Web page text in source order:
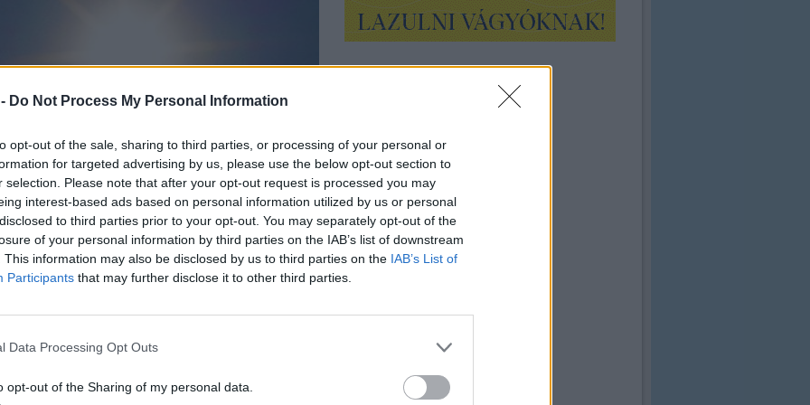
Do Not Process My Personal Information
opt-out of the sale, sharing to third parties, or processing of your personal or
for targeted advertising by us, please use the below opt-out section to
selection. Please note that after your opt-out request is processed you may
interest-based ads based on personal information utilized by us or personal
to third parties prior to your opt-out. You may separately opt-out of the
of your personal information by third parties on the IAB’s list of downstream
This information may also be disclosed by us to third parties on the IAB’s List of
Participants that may further disclose it to other third parties.
Data Processing Opt Outs
opt-out of the Sharing of my personal data.
mérése 1969 óta folyik az obszervatóriumban,
valaha mért legalacsonyabb értékek június első felét
egy kicsit el kezdett emelkedni, de még mindig